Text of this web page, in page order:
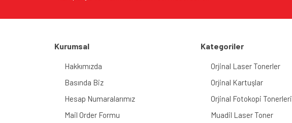
Kurumsal
Hakkımızda
Basında Biz
Hesap Numaralarımız
Mail Order Formu
Kategoriler
Orjinal Laser Tonerler
Orjinal Kartuşlar
Orjinal Fotokopi Tonerleri
Muadil Laser Toner